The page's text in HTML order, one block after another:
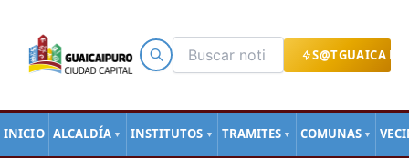
S@TGUAICA
INICIO ALCALDÍA ▼ INSTITUTOS ▼ TRAMITES ▼ COMUNAS ▼
contenido